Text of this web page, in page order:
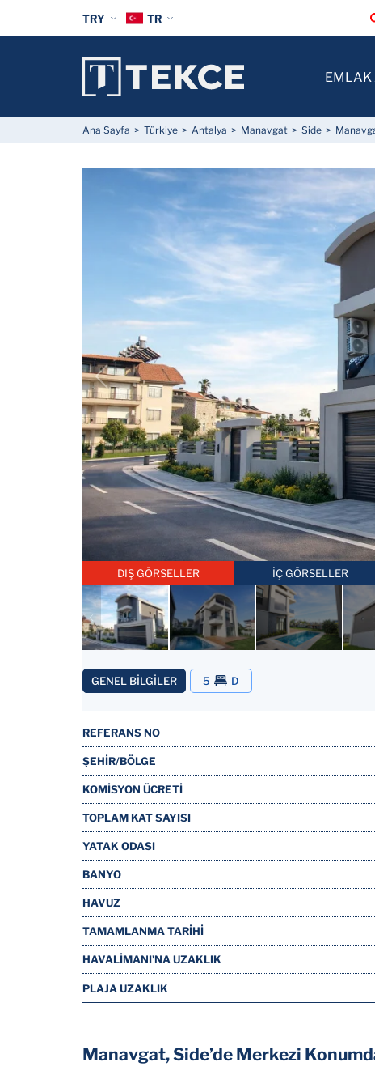
Ana Sayfa Türkiye Antalya Manavgat Side
DIŞ GÖRSELLER İÇ GÖRSELLER
GENEL BİLGİLER 5 D
REFERANS NO
ŞEHİR/BÖLGE
KOMİSYON ÜCRETİ
TOPLAM KAT SAYISI
YATAK ODASI
BANYO
HAVUZ
TAMAMLANMA TARİHİ
HAVALİMANI'NA UZAKLIK
PLAJA UZAKLIK
Manavgat, Side’de Merkezi
TRY TR
EMLAK